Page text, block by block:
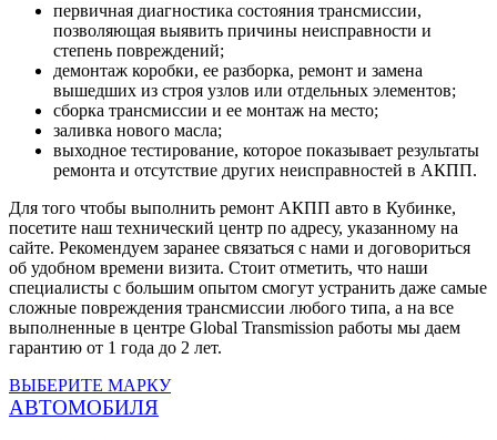
первичная диагностика состояния трансмиссии,
позволяющая выявить причины неисправности и
степень повреждений;
демонтаж коробки, ее разборка, ремонт и замена
вышедших из строя узлов или отдельных элементов;
сборка трансмиссии и ее монтаж на место;
заливка нового масла;
выходное тестирование, которое показывает результаты
ремонта и отсутствие других неисправностей в АКПП.
Для того чтобы выполнить ремонт АКПП авто в Кубинке,
посетите наш технический центр по адресу, указанному на
сайте. Рекомендуем заранее связаться с нами и договориться
об удобном времени визита. Стоит отметить, что наши
специалисты с большим опытом смогут устранить даже самые
сложные повреждения трансмиссии любого типа, а на все
выполненные в центре Global Transmission работы мы даем
гарантию от 1 года до 2 лет.
ВЫБЕРИТЕ МАРКУ
АВТОМОБИЛЯ